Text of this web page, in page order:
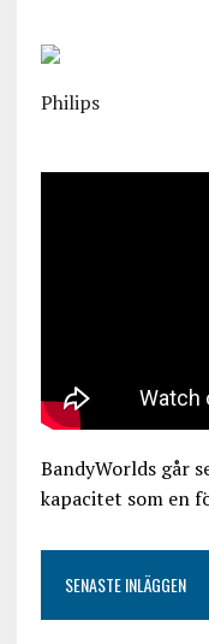
Philips
BandyWorlds går
kapacitet som en
SENASTE INLÄGGEN